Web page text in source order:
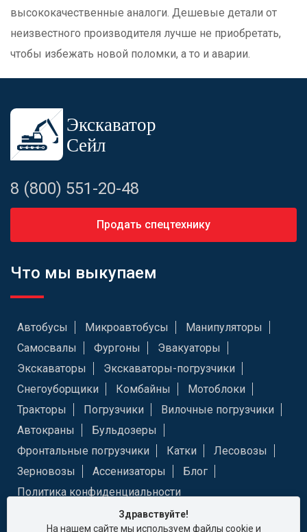
высококачественные аналоги. Дешевые детали от
неизвестного производителя лучше не приобретать,
чтобы избежать новой поломки, а то и аварии.
8 (800) 551-20-48
Продать спецтехнику
Что мы выкупаем
Автобусы Микроавтобусы
Манипуляторы
Самосвалы
Фургоны
Эвакуаторы
Экскаваторы
Экскаваторы-погрузчики
Снегоуборщики
Комбайны
Мотоблоки
Тракторы
Погрузчики
Вилочные погрузчики
Автокраны
Бульдозеры
Фронтальные погрузчики
Катки
Лесовозы
Зерновозы
Ассенизаторы
Блог
Политика конфиденциальности
Здравствуйте!
На нашем сайте мы используем файлы cookie и